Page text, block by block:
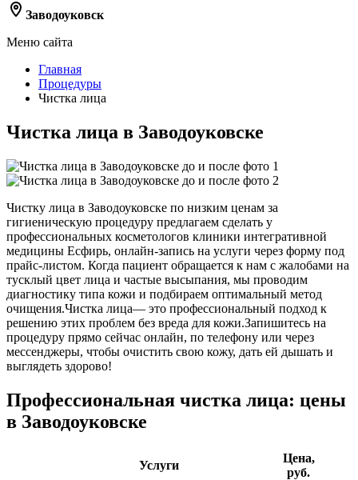
Заводоуковск
Меню сайта
Главная
Процедуры
Чистка лица
Чистка лица в Заводоуковске
Чистку лица в Заводоуковске по низким ценам за
гигиеническую процедуру предлагаем сделать у
профессиональных косметологов клиники интегративной
медицины Есфирь, онлайн-запись на услуги через форму под
прайс-листом. Когда пациент обращается к нам с жалобами на
тусклый цвет лица и частые высыпания, мы проводим
диагностику типа кожи и подбираем оптимальный метод
очищения.Чистка лица— это профессиональный подход к
решению этих проблем без вреда для кожи.Запишитесь на
процедуру прямо сейчас онлайн, по телефону или через
мессенджеры, чтобы очистить свою кожу, дать ей дышать и
выглядеть здорово!
Профессиональная чистка лица: цены
в Заводоуковске
Услуги
Цена,
руб.